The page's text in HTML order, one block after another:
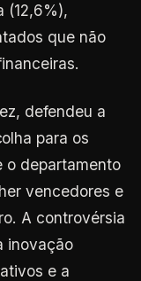
(12,6%),
que não
defendeu a
para os
o departamento
vencedores e
A controvérsia
inovação
e a